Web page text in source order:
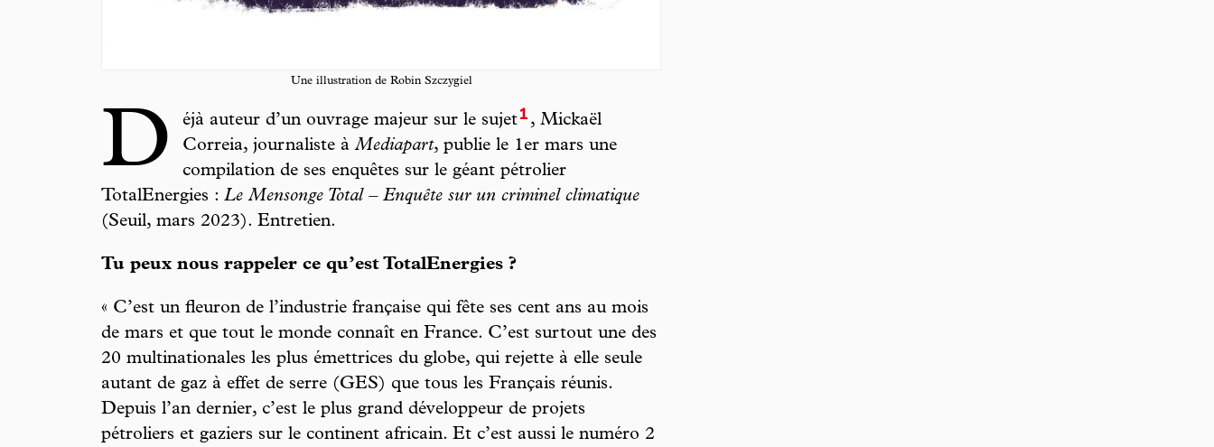
Une illustration de Robin Szczygiel
D éjà auteur d’un ouvrage majeur sur le sujet1 , Mickaël
Correia, journaliste àMediapart, publie le 1er mars une
compilation de ses enquêtes sur le géant pétrolier
TotalEnergies : Le Mensonge Total – Enquête sur un criminel climatique
(Seuil, mars 2023). Entretien.
Tu peux nous rappeler ce qu’est TotalEnergies ?
« C’est un fleuron de l’industrie française qui fête ses cent ans au mois
de mars et que tout le monde connaît en France. C’est surtout une des
20 multinationales les plus émettrices du globe, qui rejette à elle seule
autant de gaz à effet de serre (GES) que tous les Français réunis.
Depuis l’an dernier, c’est le plus grand développeur de projets
pétroliers et gaziers sur le continent africain. Et c’est aussi le numéro 2